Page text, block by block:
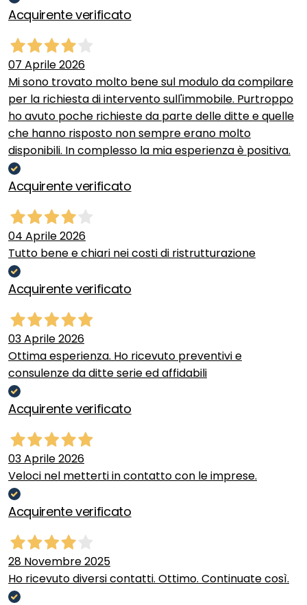
Acquirente verificato
07 Aprile 2026
Mi sono trovato molto bene sul modulo da compilare
per la richiesta di intervento sull'immobile. Purtroppo
ho avuto poche richieste da parte delle ditte e quelle
che hanno risposto non sempre erano molto
disponibili. In complesso la mia esperienza è positiva.
Acquirente verificato
04 Aprile 2026
Tutto bene e chiari nei costi di ristrutturazione
Acquirente verificato
03 Aprile 2026
Ottima esperienza. Ho ricevuto preventivi e
consulenze da ditte serie ed affidabili
Acquirente verificato
03 Aprile 2026
Veloci nel metterti in contatto con le imprese.
Acquirente verificato
28 Novembre 2025
Ho ricevuto diversi contatti. Ottimo. Continuate così.